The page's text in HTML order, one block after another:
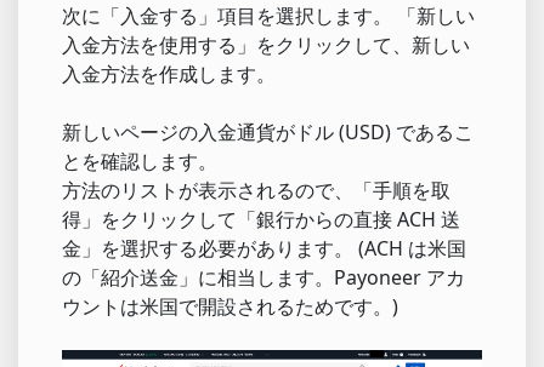
次に「入金する」項目を選択します。 「新しい
入金方法を使用する」をクリックして、新しい
入金方法を作成します。
新しいページの入金通貨がドル (USD) であるこ
とを確認します。
方法のリストが表示されるので、「手順を取
得」をクリックして「銀行からの直接 ACH 送
金」を選択する必要があります。 (ACH は米国
の「紹介送金」に相当します。Payoneer アカ
ウントは米国で開設されるためです。)